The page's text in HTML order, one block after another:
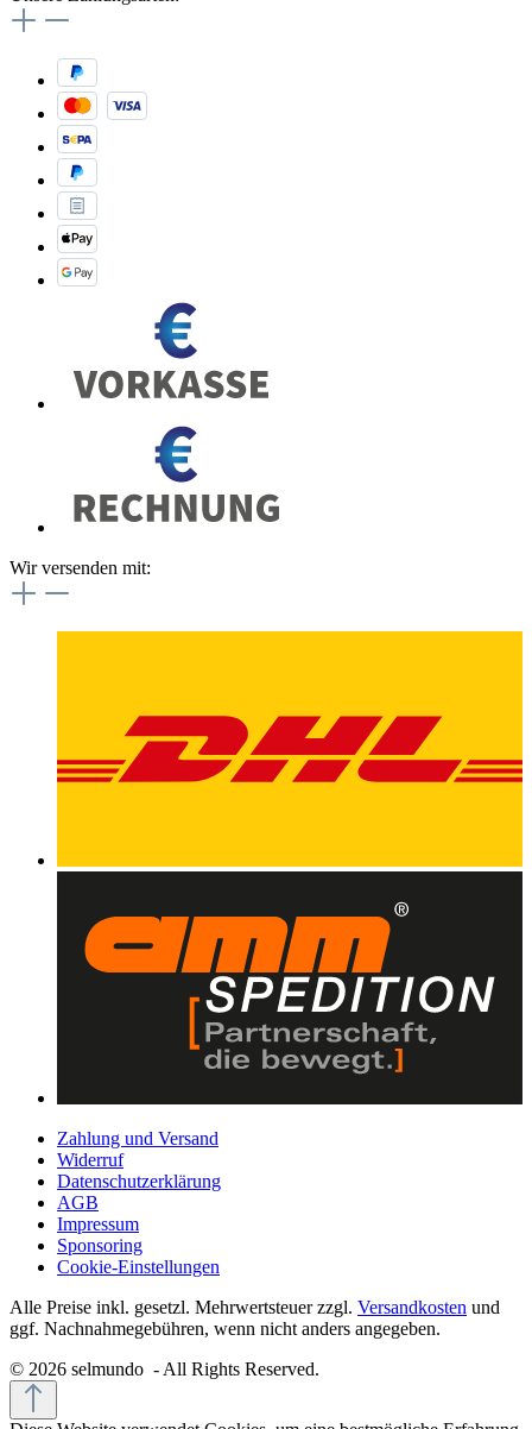
Wir versenden mit:
Zahlung und Versand
Widerruf
Datenschutzerklärung
AGB
Impressum
Sponsoring
Cookie-Einstellungen
Alle Preise inkl. gesetzl. Mehrwertsteuer zzgl. Versandkosten und
ggf. Nachnahmegebühren, wenn nicht anders angegeben.
© 2026 selmundo - All Rights Reserved.